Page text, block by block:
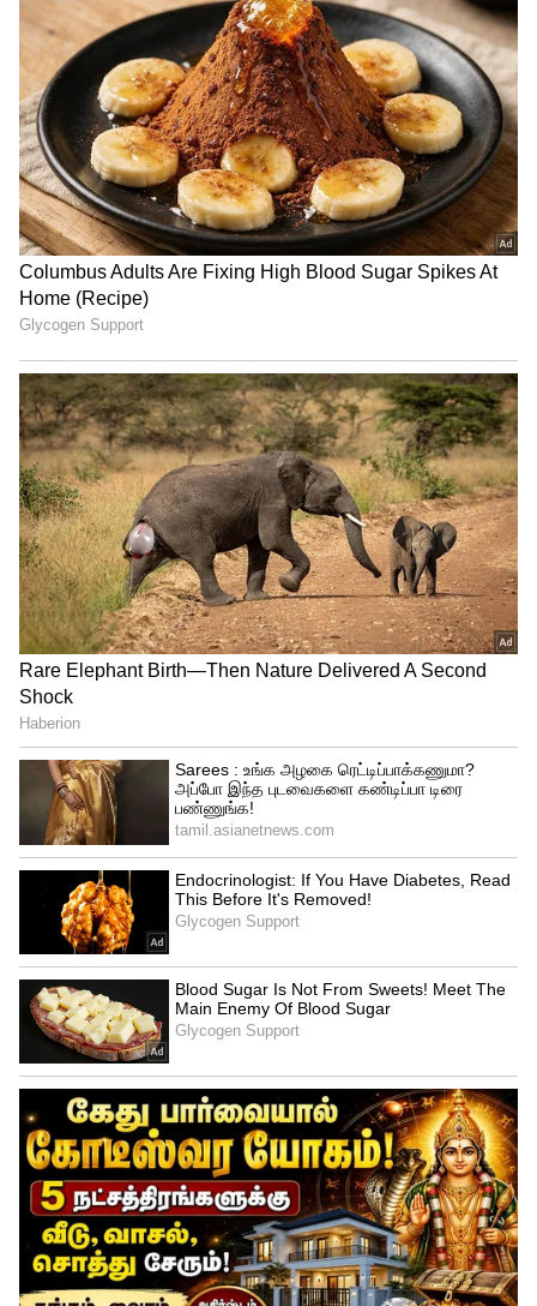
ஆனால், உலக சுகாதார அமைப்பின்
அறிக்கையின்படி இந்தியாவில் 2020, 2021ம்
ஆண்டுகளில் மட்டும் 47 லட்சத்து
40ஆயிரத்து 894 பேர் கொரோனாவில்
நேரடியாகவோ அல்லது மருத்துவ வசதிகள்
கிடைக்காமல் மறைமுகமாக
இறந்திருக்கலாம் எனத் தெரிவித்துள்ளது.
உலகளவில் 1.49 கோடிபேரிலிருந்து 1.66
கோடி பேர் வரை கொரோனாவில்
தோராயமாக உயிரிழந்திருக்கலாம் என்று
உலக சுகாதார அமைப்பு தெரிவித்துள்ளது
காரணம்
நம்பர் 1 டிரெண்டிங்கில் 'தக்காளி
வெற்றி கழகம்' பஸ்! யார் பாத்த
வேலைடா இது?